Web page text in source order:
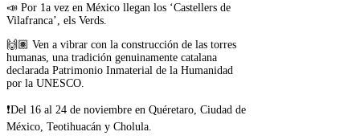
📣 Por 1a vez en México llegan los ‘Castellers de
Vilafranca’, els Verds.
🙌🏽 Ven a vibrar con la construcción de las torres
humanas, una tradición genuinamente catalana
declarada Patrimonio Inmaterial de la Humanidad
por la UNESCO.
❗Del 16 al 24 de noviembre en Quéretaro, Ciudad de
México, Teotihuacán y Cholula.